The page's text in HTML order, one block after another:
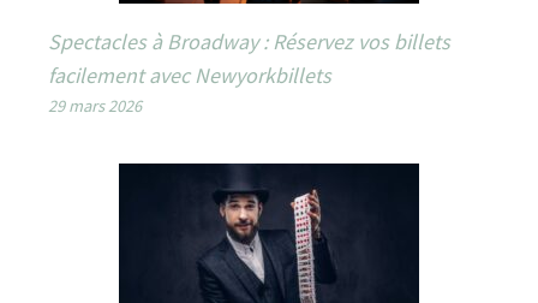
Spectacles à Broadway : Réservez vos billets
facilement avec Newyorkbillets
29 mars 2026